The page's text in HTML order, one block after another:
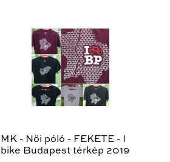
MK - Női póló - FEKETE - I
bike Budapest térkép 2019